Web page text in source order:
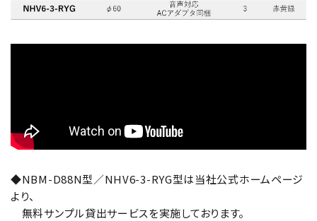
ガイドライン
パトライトカタログ
◆NBM-D88N型／NHV6-3-RYG型は当社公式ホームページ
より、
無料サンプル貸出サービスを実施しております。